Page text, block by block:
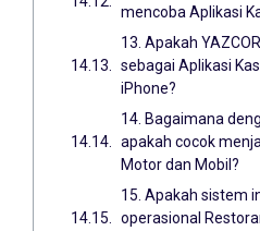
mencoba Aplikasi
13. Apakah
sebagai Aplikasi
iPhone?
14. Bagaimana
apakah cocok
Motor dan Mobil?
15. Apakah sistem
operasional